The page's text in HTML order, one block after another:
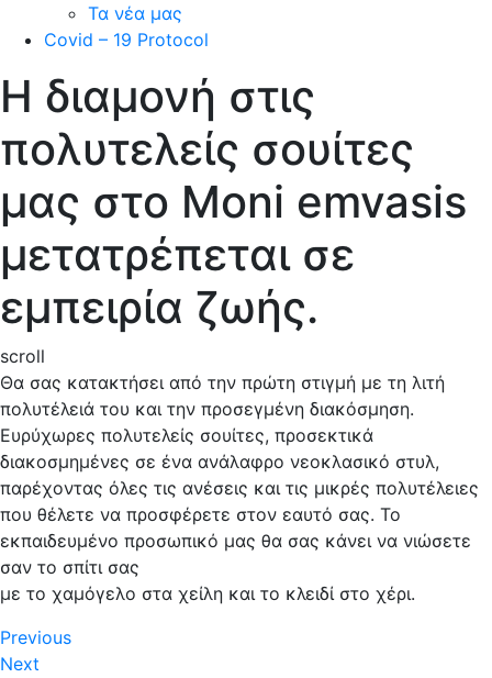
Τα νέα μας
Covid – 19 Protocol
Η διαμονή στις
πολυτελείς σουίτες
μας στο Moni emvasis
μετατρέπεται σε
εμπειρία ζωής.
scroll
Θα σας κατακτήσει από την πρώτη στιγμή με τη λιτή
πολυτέλειά του και την προσεγμένη διακόσμηση.
Ευρύχωρες πολυτελείς σουίτες, προσεκτικά
διακοσμημένες σε ένα ανάλαφρο νεοκλασικό στυλ,
παρέχοντας όλες τις ανέσεις και τις μικρές πολυτέλειες
που θέλετε να προσφέρετε στον εαυτό σας. Το
εκπαιδευμένο προσωπικό μας θα σας κάνει να νιώσετε
σαν το σπίτι σας
με το χαμόγελο στα χείλη και το κλειδί στο χέρι.
Πλοήγηση
PreviousPrevious
Next